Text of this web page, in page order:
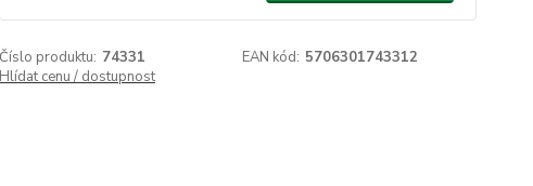
Číslo produktu: 74331 EAN kód: 5706301743312
Hlídat cenu / dostupnost